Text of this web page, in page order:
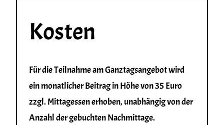
Kosten
Für die Teilnahme am Ganztagsangebot wird
ein monatlicher Beitrag in Höhe von 35 Euro
zzgl. Mittagessen erhoben, unabhängig von der
Anzahl der gebuchten Nachmittage.